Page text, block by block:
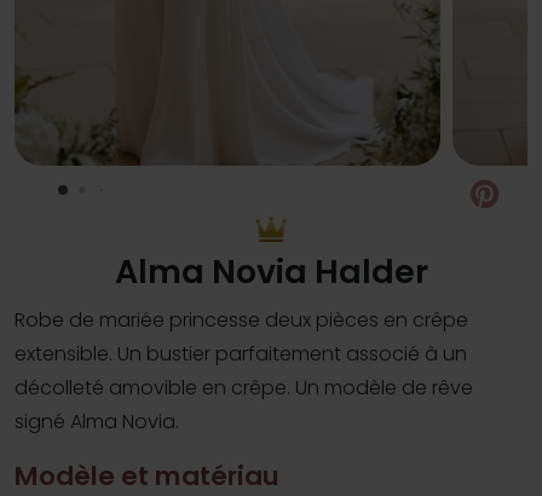
Alma Novia Halder
Robe de mariée princesse deux pièces en crêpe
extensible. Un bustier parfaitement associé à un
décolleté amovible en crêpe. Un modèle de rêve
signé Alma Novia.
Modèle et matériau